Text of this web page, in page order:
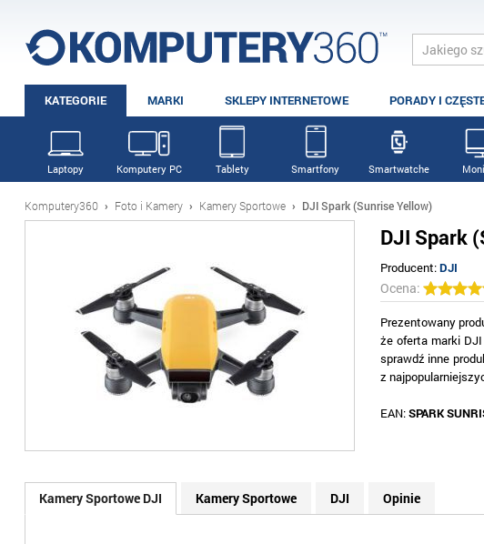
KATEGORIE MARKI SKLEPY INTERNETOWE PORADY I
Laptopy Komputery PC Tablety Smartfony Smartwatche
Komputery360 › Foto i Kamery › Kamery Sportowe › DJI Spark (Sunrise Yellow)
DJI Spark
Producent:DJI
Ocena:
Prezentowany
że oferta marki
sprawdź inne
z
EAN:SPARK
Kamery Sportowe DJI Kamery Sportowe DJI Opinie